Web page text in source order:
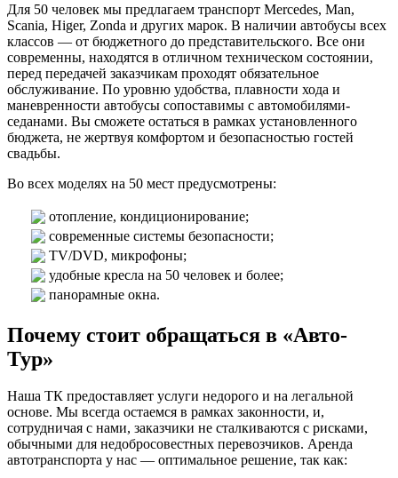
Для 50 человек мы предлагаем транспорт Mercedes, Man,
Scania, Higer, Zonda и других марок. В наличии автобусы всех
классов — от бюджетного до представительского. Все они
современны, находятся в отличном техническом состоянии,
перед передачей заказчикам проходят обязательное
обслуживание. По уровню удобства, плавности хода и
маневренности автобусы сопоставимы с автомобилями-
седанами. Вы сможете остаться в рамках установленного
бюджета, не жертвуя комфортом и безопасностью гостей
свадьбы.
Во всех моделях на 50 мест предусмотрены:
отопление, кондиционирование;
современные системы безопасности;
TV/DVD, микрофоны;
удобные кресла на 50 человек и более;
панорамные окна.
Почему стоит обращаться в «Авто-
Тур»
Наша ТК предоставляет услуги недорого и на легальной
основе. Мы всегда остаемся в рамках законности, и,
сотрудничая с нами, заказчики не сталкиваются с рисками,
обычными для недобросовестных перевозчиков. Аренда
автотранспорта у нас — оптимальное решение, так как: